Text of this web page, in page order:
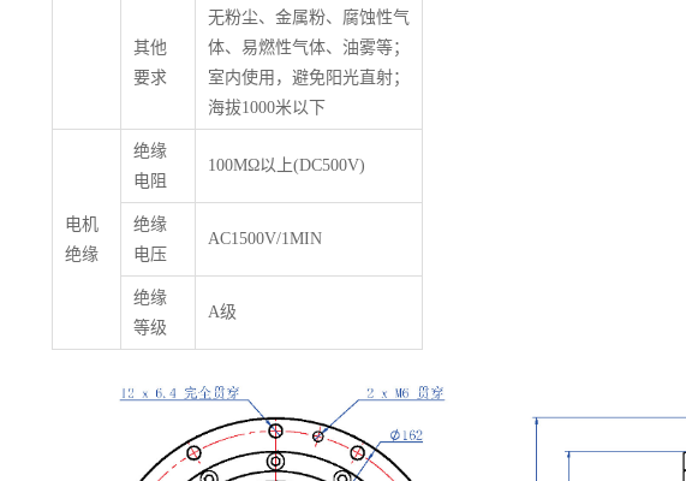
其他
要求
无粉尘、金属粉、腐蚀性气
体、易燃性气体、油雾等；
室内使用，避免阳光直射；
海拔1000米以下
电机
绝缘
绝缘
电阻
100MΩ以上(DC500V)
绝缘
电压
AC1500V/1MIN
绝缘
等级
A级